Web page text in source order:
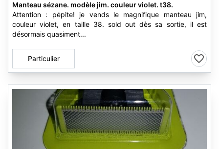
Manteau sézane. modèle jim. couleur violet. t38.
Attention : pépite! je vends le magnifique manteau jim,
couleur violet, en taille 38. sold out dès sa sortie, il est
désormais quasiment...
Particulier